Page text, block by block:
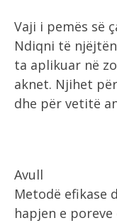
Vaji i pemës së
Ndiqni të
ta aplikuar në
aknet. Njihet
dhe për vetitë
Avull
Metodë efikase
hapjen e